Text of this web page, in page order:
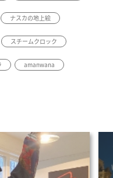
ナスカの地上絵
スチームクロック
amanwana